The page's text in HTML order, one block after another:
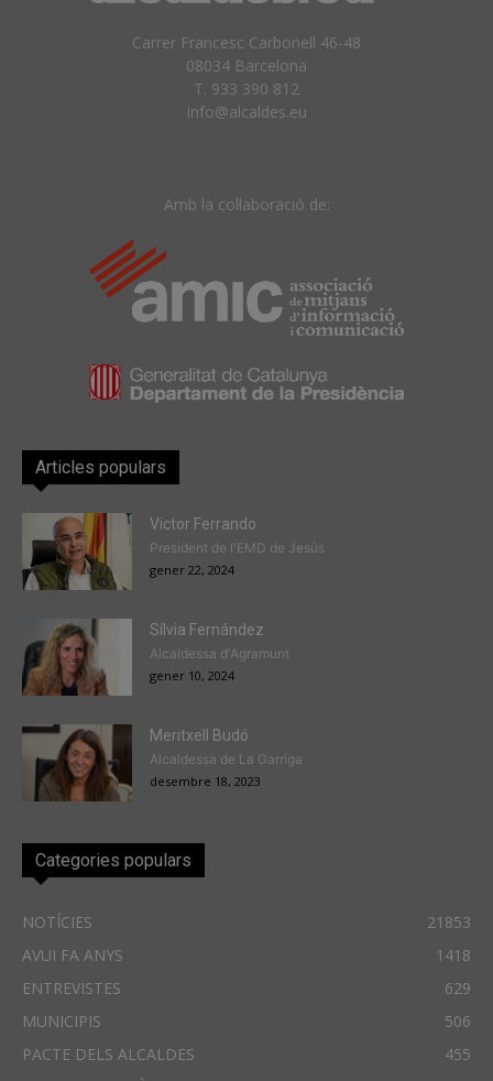
Carrer Francesc Carbonell 46-48
08034 Barcelona
T. 933 390 812
info@alcaldes.eu
Amb la col·laboració de:
Articles populars
Victor Ferrando
President de l'EMD de Jesús
gener 22, 2024
Sílvia Fernández
Alcaldessa d'Agramunt
gener 10, 2024
Meritxell Budó
Alcaldessa de La Garriga
desembre 18, 2023
Categories populars
NOTÍCIES
21853
AVUI FA ANYS
1418
ENTREVISTES
629
MUNICIPIS
506
PACTE DELS ALCALDES
455